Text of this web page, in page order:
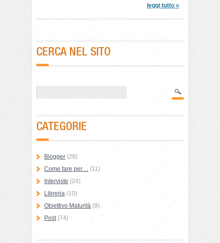
leggi tutto »
CERCA NEL SITO
CATEGORIE
Blogger (28)
Come fare per… (11)
Interviste (24)
Libreria (10)
Obiettivo Maturità (9)
Post(74)